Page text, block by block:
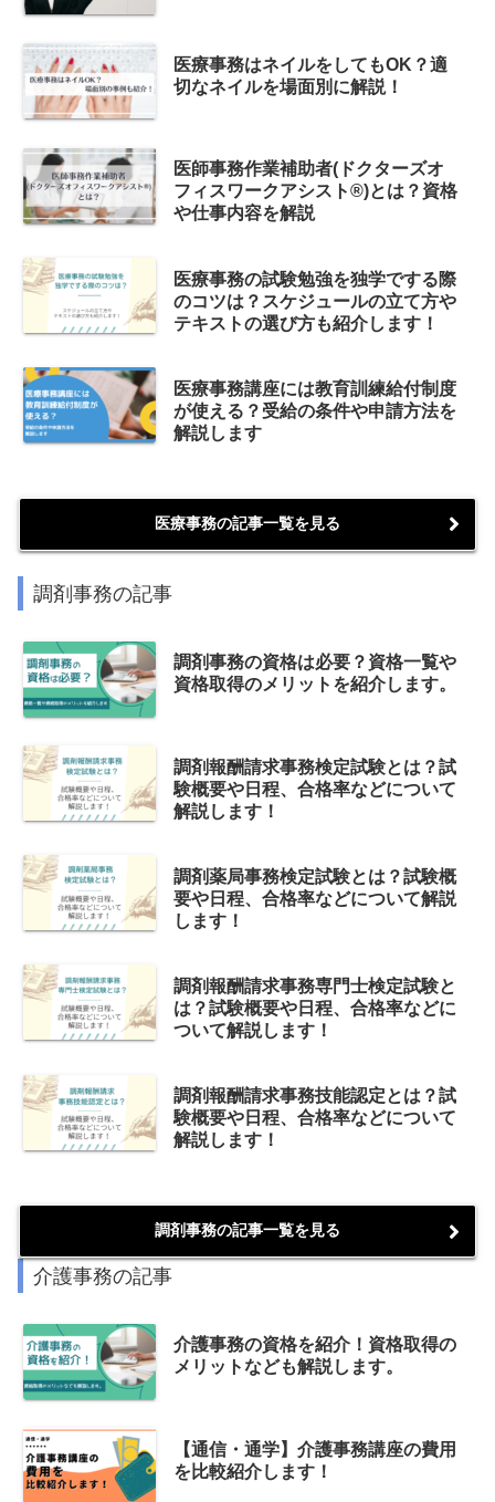
医療事務はネイルをしてもOK？適
切なネイルを場面別に解説！
医師事務作業補助者(ドクターズオ
フィスワークアシスト®)とは？資格
や仕事内容を解説
医療事務の試験勉強を独学でする際
のコツは？スケジュールの立て方や
テキストの選び方も紹介します！
医療事務講座には教育訓練給付制度
が使える？受給の条件や申請方法を
解説します
医療事務の記事一覧を見る
調剤事務の記事
調剤事務の資格は必要？資格一覧や
資格取得のメリットを紹介します。
調剤報酬請求事務検定試験とは？試
験概要や日程、合格率などについて
解説します！
調剤薬局事務検定試験とは？試験概
要や日程、合格率などについて解説
します！
調剤報酬請求事務専門士検定試験と
は？試験概要や日程、合格率などに
ついて解説します！
調剤報酬請求事務技能認定とは？試
験概要や日程、合格率などについて
解説します！
調剤事務の記事一覧を見る
介護事務の記事
介護事務の資格を紹介！資格取得の
メリットなども解説します。
【通信・通学】介護事務講座の費用
を比較紹介します！